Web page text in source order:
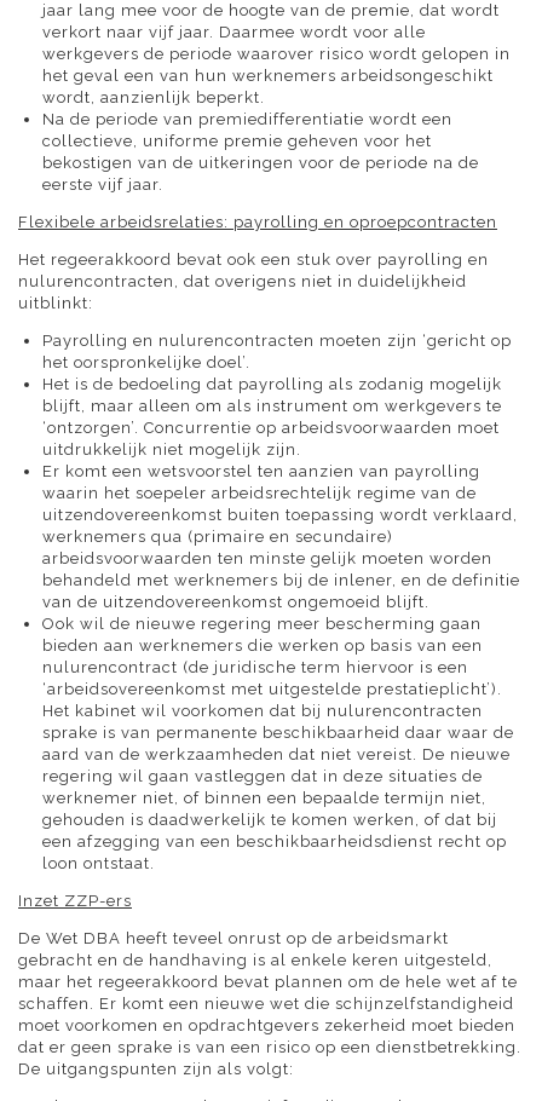
jaar lang mee voor de hoogte van de premie, dat wordt
verkort naar vijf jaar. Daarmee wordt voor alle
werkgevers de periode waarover risico wordt gelopen in
het geval een van hun werknemers arbeidsongeschikt
wordt, aanzienlijk beperkt.
Na de periode van premiedifferentiatie wordt een
collectieve, uniforme premie geheven voor het
bekostigen van de uitkeringen voor de periode na de
eerste vijf jaar.
Flexibele arbeidsrelaties: payrolling e­n oproepcontracten
Het regeerakkoord bevat ook een stuk over payrolling en
nulurencontracten, dat overigens niet in duidelijkheid
uitblinkt:
Payrolling en nulurencontracten moeten zijn ‘gericht op
het oorspronkelijke doel’.
Het is de bedoeling dat payrolling als zodanig mogelijk
blijft, maar alleen om als instrument om werkgevers te
‘ontzorgen’. Concurrentie op arbeidsvoorwaarden moet
uitdrukkelijk niet mogelijk zijn.
Er komt een wetsvoorstel ten aanzien van payrolling
waarin het soepeler arbeidsrechtelijk regime van de
uitzendovereenkomst buiten toepassing wordt verklaard,
werknemers qua (primaire en secundaire)
arbeidsvoorwaarden ten minste gelijk moeten worden
behandeld met werknemers bij de inlener, en de definitie
van de uitzendovereenkomst ongemoeid blijft.
Ook wil de nieuwe regering meer bescherming gaan
bieden aan werknemers die werken op basis van een
nulurencontract (de juridische term hiervoor is een
‘arbeidsovereenkomst met uitgestelde prestatieplicht’).
Het kabinet wil voorkomen dat bij nulurencontracten
sprake is van permanente beschikbaarheid daar waar de
aard van de werkzaamheden dat niet vereist. De nieuwe
regering wil gaan vastleggen dat in deze situaties de
werknemer niet, of binnen een bepaalde termijn niet,
gehouden is daadwerkelijk te komen werken, of dat bij
een afzegging van een beschikbaarheidsdienst recht op
loon ontstaat.
Inzet ZZP-ers
De Wet DBA heeft teveel onrust op de arbeidsmarkt
gebracht en de handhaving is al enkele keren uitgesteld,
maar het regeerakkoord bevat plannen om de hele wet af te
schaffen. Er komt een nieuwe wet die schijnzelfstandigheid
moet voorkomen en opdrachtgevers zekerheid moet bieden
dat er geen sprake is van een risico op een dienstbetrekking.
De uitgangspunten zijn als volgt: